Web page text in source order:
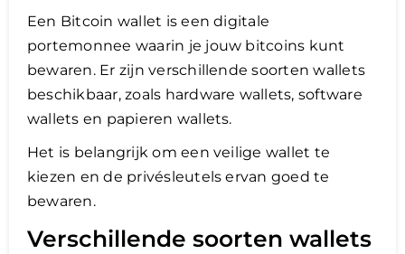
Een Bitcoin wallet is een digitale
portemonnee waarin je jouw bitcoins kunt
bewaren. Er zijn verschillende soorten wallets
beschikbaar, zoals hardware wallets, software
wallets en papieren wallets.
Het is belangrijk om een veilige wallet te
kiezen en de privésleutels ervan goed te
bewaren.
Verschillende soorten wallets